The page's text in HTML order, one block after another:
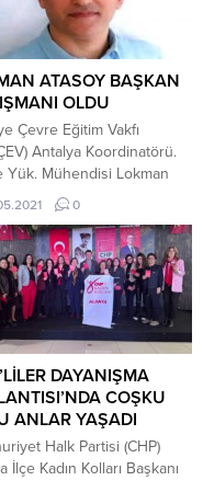
bayraklarla şehir
toplanan taraftarlar,
söyleyerek şampiyonluğu
Alanya’da renkli
oluştu. Taraftarlar
Oluşturdu
bitiş düdüğünün
çok sayıda Galatasaray...
ATASOY BAŞKAN
OLDU
Çevre Eğitim Vakfı
Antalya Koordinatörü.
Yük. Mühendisi Lokman
Antalya Büyükşehir
Başkan Danışmanlığı
getirildi. Görev
açıklamasını sosyal
hesabından duyuran
Atasoy, sadece bir yer
gerçekleştiğini ve yine
için, çevre için daha çok
ve üretmeye devam
söyledi. 2000 yılında
Mavi Bayrak Koordinatörü
0
DAYANIŞMA
COŞKU
ANLAR YAŞADI
Halk Partisi (CHP)
İlçe Kadın Kolları Başkanı